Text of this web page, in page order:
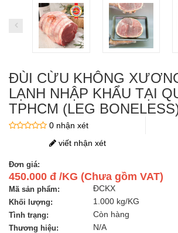
ĐÙI CỪU KHÔNG
LẠNH NHẬP KHẨU TẠI
TPHCM (LEG
0 nhận xét
viết nhận xét
Đơn giá:
450.000 đ /KG (Chưa gồm VAT)
Mã sản phẩm: ĐCKX
Khối lượng: 1.000 kg/KG
Tình trạng: Còn hàng
Thương hiệu: N/A